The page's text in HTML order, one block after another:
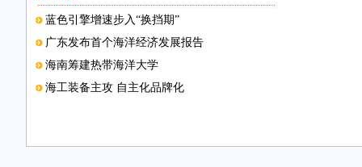
蓝色引擎增速步入“换挡期”
广东发布首个海洋经济发展报告
海南筹建热带海洋大学
海工装备主攻 自主化品牌化